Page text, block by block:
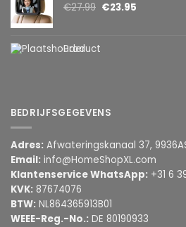
€27.99 €23.95
Product
BEDRIJFSGEGEVENS
Adres: Afwateringskanaal 37,
Email: info@HomeShopXL.com
Klantenservice WhatsApp: +31 6
KVK: 87674076
BTW: NL864365913B01
WEEE-Reg.-No.: DE 80190933